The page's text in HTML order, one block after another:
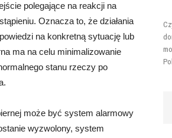
polegające na reakcji na
Oznacza to, że działania
na konkretną sytuację lub
ma na celu minimalizowanie
stanu rzeczy po
może być system alarmowy
wyzwolony, system